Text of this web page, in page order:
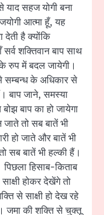
याद सहज योगी बना
आत्मा हूँ, यह
देती है क्योंकि
शक्तिवान बाप साथ
रुप में बदल जायेगी।
सम्बन्ध के अधिकार से
बाप जाने, समस्या
बाप का हो जायेगा
तो सब बातें भी
हो जाते और बातें भी
सब बातें भी हल्की हैं।
पिछला हिसाब-किताब
होकर देखेंगे तो
से साक्षी हो देख रहे
जमा की शक्ति से चुक्तू